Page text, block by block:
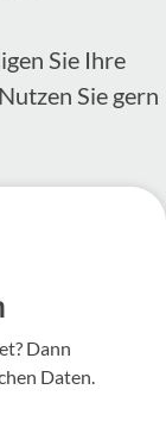
Sie Ihre
Sie gern
Dann
Daten.